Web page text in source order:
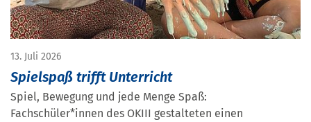
13. Juli 2026
Spielspaß trifft Unterricht
Spiel, Bewegung und jede Menge Spaß:
Fachschüler*innen des OKIII gestalteten einen